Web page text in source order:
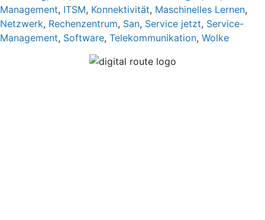
Management, ITSM, Konnektivität, Maschinelles Lernen,
Netzwerk, Rechenzentrum, San, Service jetzt, Service-
Management, Software, Telekommunikation, Wolke